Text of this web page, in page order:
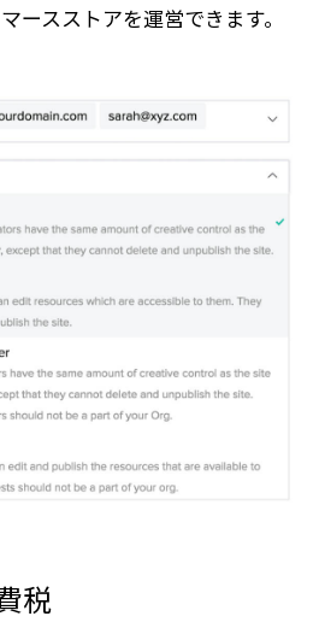
ースストアを運営できます。
税